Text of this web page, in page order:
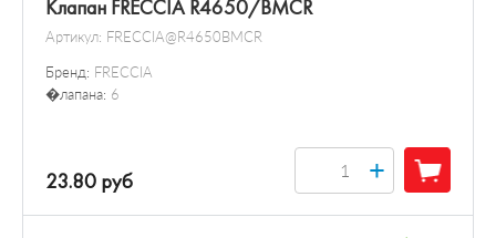
Клапан FRECCIA R4650/BMCR
Артикул: FRECCIA@R4650BMCR
Бренд: FRECCIA
�лапана: 6
23.80 руб +